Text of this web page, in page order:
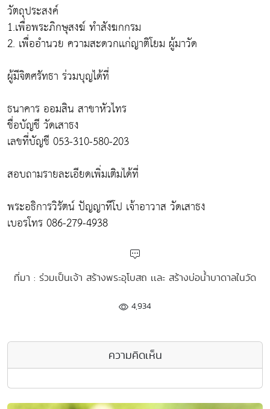
วัตถุประสงค์
1.เพื่อพระภิกษุสงฆ์ ทำสังฆกกรม
2. เพื่ออำนวย ความสะดวกเเก่ญาติโยม ผู้มาวัด
ผู้มีจิตศรัทธา ร่วมบุญได้ที่
ธนาคาร ออมสิน สาขาหัวไทร
ชื่อบัญชี วัดเสาธง
เลขที่บัญชี 053-310-580-203
สอบถามรายละเอียดเพิ่มเติมได้ที่
พระอธิการวิรัตน์ ปัญญาทีโป เจ้าอาวาส วัดเสาธง
เบอรโทร 086-279-4938
ที่มา : ร่วมเป็นเจ้า สร้างพระอุโบสถ เเละ สร้างบ่อน้ำบาดาลในวัด
4,934
ความคิดเห็น